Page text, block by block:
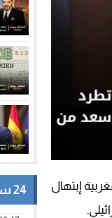
إبتهال
24 ساعة